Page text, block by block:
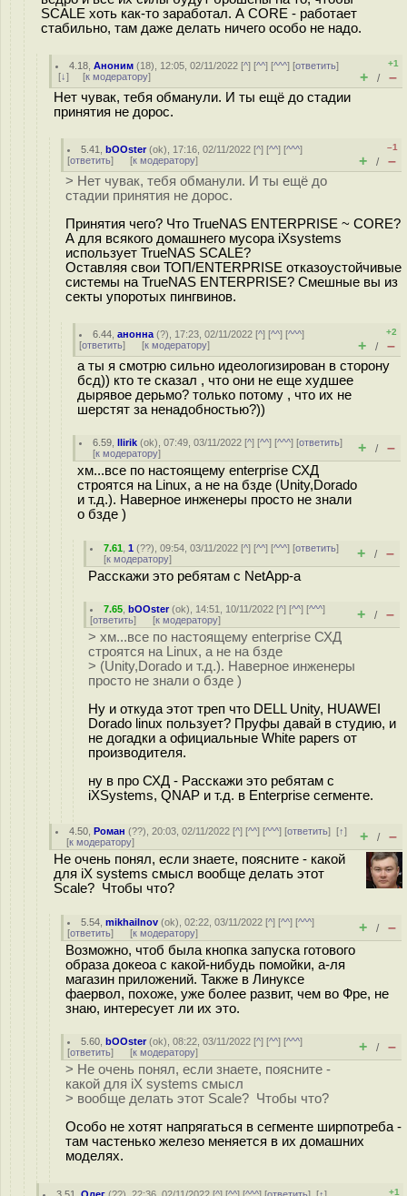
SCALE хоть как-то заработал. А CORE - работает
стабильно, там даже делать ничего особо не надо.
4.18 ,Аноним (18), 12:05, 02/11/2022 [^] [^^] [^^^] [ответить]
[↓] [к модератору]
+1
+ / –
Нет чувак, тебя обманули. И ты ещё до стадии
принятия не дорос.
5.41 ,bOOster(ok), 17:16, 02/11/2022 [^] [^^] [^^^]
[ответить] [к модератору]
–1
+ / –
> Нет чувак, тебя обманули. И ты ещё до
стадии принятия не дорос.
Принятия чего? Что TrueNAS ENTERPRISE ~ CORE?
А для всякого домашнего мусора iXsystems
использует TrueNAS SCALE?
Оставляя свои ТОП/ENTERPRISE отказоустойчивые
системы на TrueNAS ENTERPRISE? Смешные вы из
секты упоротых пингвинов.
6.44 ,анонна (?), 17:23, 02/11/2022 [^] [^^] [^^^]
[ответить] [к модератору]
+2
+ / –
а ты я смотрю сильно идеологизирован в сторону
бсд)) кто те сказал , что они не еще худшее
дырявое дерьмо? только потому , что их не
шерстят за ненадобностью?))
6.59 ,llirik (ok), 07:49, 03/11/2022 [^] [^^] [^^^] [ответить]
[к модератору] + / –
хм...все по настоящему enterprise СХД
строятся на Linux, а не на бзде (Unity,Dorado
и т.д.). Наверное инженеры просто не знали
о бзде )
7.61 ,1 (??), 09:54, 03/11/2022 [^] [^^] [^^^] [ответить]
[к модератору] + / –
Расскажи это ребятам с NetApp-а
7.65 ,bOOster(ok), 14:51, 10/11/2022 [^] [^^] [^^^]
[ответить] [к модератору] + / –
> хм...все по настоящему enterprise СХД
строятся на Linux, а не на бзде
> (Unity,Dorado и т.д.). Наверное инженеры
просто не знали о бзде )
Ну и откуда этот треп что DELL Unity, HUAWEI
Dorado linux пользует? Пруфы давай в студию, и
не догадки а официальные White papers от
производителя.
ну в про СХД - Расскажи это ребятам с
iXSystems, QNAP и т.д. в Enterprise сегменте.
4.50 ,Роман (??), 20:03, 02/11/2022 [^] [^^] [^^^] [ответить][↑]
[к модератору] + / –
Не очень понял, если знаете, поясните - какой
для iX systems смысл вообще делать этот
Scale? Чтобы что?
5.54 ,mikhailnov (ok), 02:22, 03/11/2022 [^] [^^] [^^^]
[ответить] [к модератору] + / –
Возможно, чтоб была кнопка запуска готового
образа докеоа с какой-нибудь помойки, а-ля
магазин приложений. Также в Линуксе
фаервол, похоже, уже более развит, чем во Фре, не
знаю, интересует ли их это.
5.60 ,bOOster(ok), 08:22, 03/11/2022 [^] [^^] [^^^]
[ответить] [к модератору] + / –
> Не очень понял, если знаете, поясните -
какой для iX systems смысл
> вообще делать этот Scale? Чтобы что?
Особо не хотят напрягаться в сегменте ширпотреба -
там частенько железо меняется в их домашних
моделях.
+1